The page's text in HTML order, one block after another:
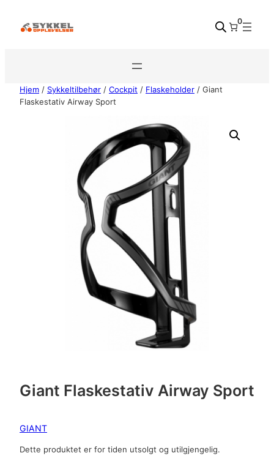
0
Hjem / Sykkeltilbehør / Cockpit / Flaskeholder / Giant
Flaskestativ Airway Sport
Giant Flaskestativ Airway Sport
GIANT
Dette produktet er for tiden utsolgt og utilgjengelig.